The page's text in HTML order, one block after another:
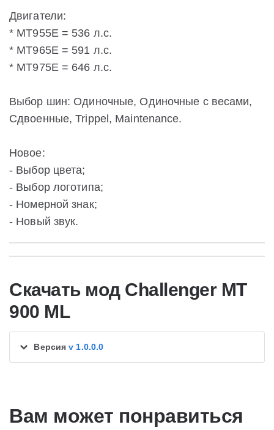
Двигатели:
* MT955E = 536 л.с.
* MT965E = 591 л.с.
* MT975E = 646 л.с.
Выбор шин: Одиночные, Одиночные с весами,
Сдвоенные, Trippel, Maintenance.
Новое:
- Выбор цвета;
- Выбор логотипа;
- Номерной знак;
- Новый звук.
Скачать мод Challenger MT
900 ML
Версияv 1.0.0.0
Вам может понравиться